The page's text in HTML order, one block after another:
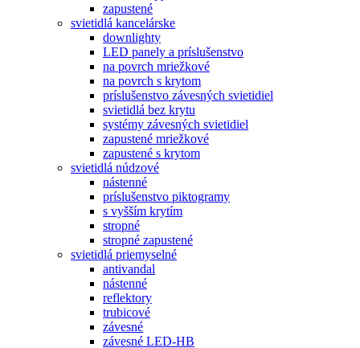
zapustené
svietidlá kancelárske
downlighty
LED panely a príslušenstvo
na povrch mriežkové
na povrch s krytom
príslušenstvo závesných svietidiel
svietidlá bez krytu
systémy závesných svietidiel
zapustené mriežkové
zapustené s krytom
svietidlá núdzové
nástenné
príslušenstvo piktogramy
s vyšším krytím
stropné
stropné zapustené
svietidlá priemyselné
antivandal
nástenné
reflektory
trubicové
závesné
závesné LED-HB